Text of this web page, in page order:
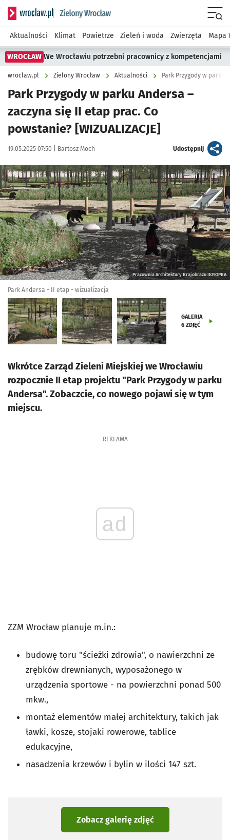
Serwis informacyjny wroclaw.pl podserwis: Środowisko we
Aktualności Klimat Powietrze Zieleń i woda Zwierzęta Mapa
WROCŁAW We Wrocławiu potrzebni pracownicy z kompetencjami
wroclaw.pl Zielony Wrocław Aktualności Park Przygody w parku
Park Przygody w parku Andersa –
zaczyna się II etap prac. Co
powstanie? [WIZUALIZACJE]
Data publikacji:
19.05.2025 07:50 | Autor:
Bartosz Moch Udostępnijartykuł
Kliknij, aby zobaczyć galerię
Pracownia Architektury Krajobrazu IKROPKA
Park Andersa - II etap - wizualizacja
GALERIA
6 ZDJĘĆ
Wkrótce Zarząd Zieleni Miejskiej we Wrocławiu
rozpocznie II etap projektu "Park Przygody w parku
Andersa". Zobaczcie, co nowego pojawi się w tym
miejscu.
REKLAMA
ad
ZZM Wrocław planuje m.in.:
budowę toru "ścieżki zdrowia", o nawierzchni ze
zrębków drewnianych, wyposażonego w
urządzenia sportowe - na powierzchni ponad 500
mkw.,
montaż elementów małej architektury, takich jak
ławki, kosze, stojaki rowerowe, tablice
edukacyjne,
nasadzenia krzewów i bylin w ilości 147 szt.
Zobacz galerię zdjęć